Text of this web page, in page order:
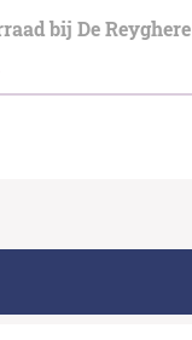
bij De Reyghere